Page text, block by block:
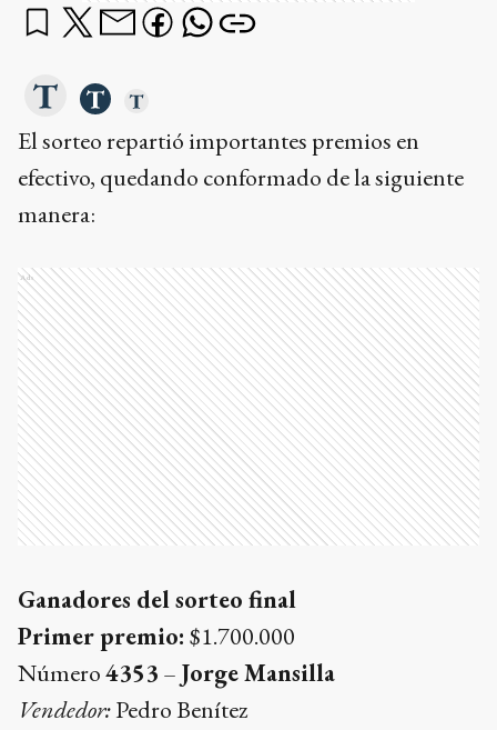
El sorteo repartió importantes premios en
efectivo, quedando conformado de la siguiente
manera:
Ads
Ganadores del sorteo final
Primer premio: $1.700.000
Número4353 – Jorge Mansilla
Vendedor:Pedro Benítez